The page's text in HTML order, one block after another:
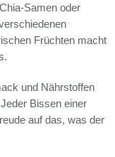
Samen oder
Früchten macht
und Nährstoffen
Bissen einer
auf das, was der